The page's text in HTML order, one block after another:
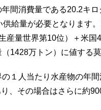
間消費量である20.2キ
供給量が必要となります
産量世界第10位）＋米
（1428万トン）に値する
１人当たり水産物の年
、その場合はさらに約